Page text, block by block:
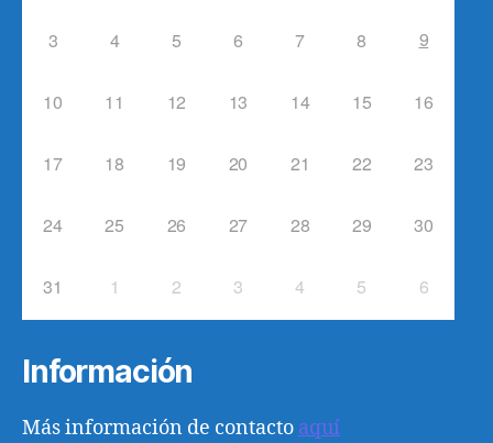
3 4 5 6 7 8 9
10 11 12 13 14 15 16
17 18 19 20 21 22 23
24 25 26 27 28 29 30
31 1 2 3 4 5 6
Información
Más información de contacto aquí